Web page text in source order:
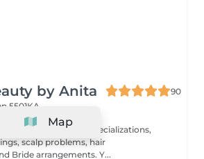
by Anita
90
5501KA
salon with various specializations,
scalp problems, hair
extension/volume and Bride arrangements. Y...
Map